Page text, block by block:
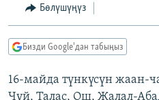
ЭКОНОМИКА
БОРБОР АЗИЯ
АТАЙЫН ИЛИКТӨӨ
БҮГҮН АЗАТТЫКТА
ЭКСПЕРТТЕР ТАЛДАЙТ
ПОДКАСТ
ӨЗГӨЧӨ ПИКИР
Бөлүшүңүз
Бизди Google'дан табыңыз
16-майда түнкүсүн жаан-
Чүй, Талас, Ош, Жалал-